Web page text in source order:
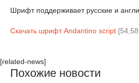
Шрифт поддерживает русские и
Скачать шрифт Andantino script
[related-news]
Похожие новости